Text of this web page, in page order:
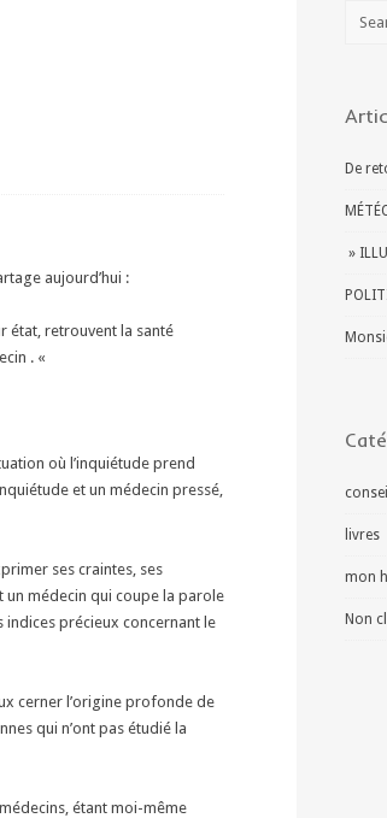
aujourd’hui :
état, retrouvent la santé
. «
où l’inquiétude prend
et un médecin pressé,
ses craintes, ses
un médecin qui coupe la parole
indices précieux concernant le
cerner l’origine profonde de
qui n’ont pas étudié la
étant moi-même
De
»
livres
mon
Non